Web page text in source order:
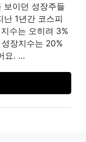
보이던 성장주들
1년간 코스피
수는 오히려 3%
장지수는 20%
요. …